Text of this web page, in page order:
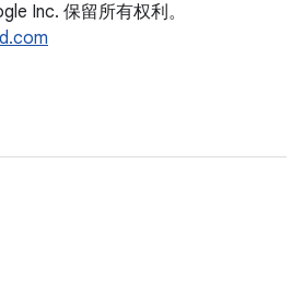
Inc. 保留所有权利。